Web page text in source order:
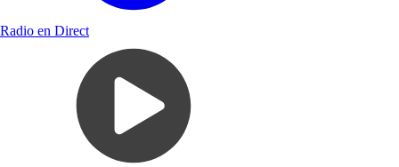
Radio en Direct